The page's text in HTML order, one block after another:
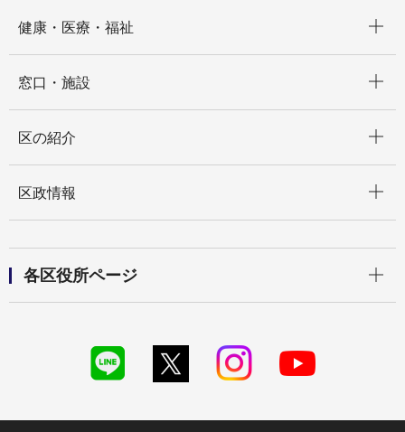
健康・医療・福祉
窓口・施設
区の紹介
区政情報
各区役所ページ